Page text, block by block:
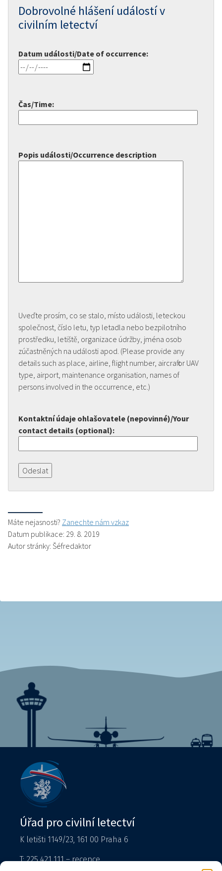
Dobrovolné hlášení událostí v
civilním letectví
Datum události/Date of occurrence:
Čas/Time:
Popis události/Occurrence description
Uveďte prosím, co se stalo, místo události, leteckou
společnost, číslo letu, typ letadla nebo bezpilotního
prostředku, letiště, organizace údržby, jména osob
zúčastněných na události apod. (Please provide any
details such as place, airline, flight number, aircraft or UAV
type, airport, maintenance organisation, names of
persons involved in the occurrence, etc.)
Kontaktní údaje ohlašovatele (nepovinné)/Your
contact details (optional):
Máte nejasnosti? Zanechte nám vzkaz
Datum publikace: 29. 8. 2019
Autor stránky: Šéfredaktor
Úřad pro civilní letectví
K letišti 1149/23, 161 00 Praha 6
T: 225 421 111 – recepce